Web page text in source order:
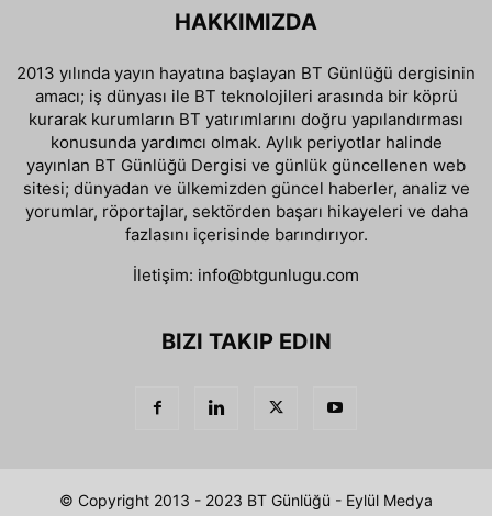
HAKKIMIZDA
2013 yılında yayın hayatına başlayan BT Günlüğü dergisinin
amacı; iş dünyası ile BT teknolojileri arasında bir köprü
kurarak kurumların BT yatırımlarını doğru yapılandırması
konusunda yardımcı olmak. Aylık periyotlar halinde
yayınlan BT Günlüğü Dergisi ve günlük güncellenen web
sitesi; dünyadan ve ülkemizden güncel haberler, analiz ve
yorumlar, röportajlar, sektörden başarı hikayeleri ve daha
fazlasını içerisinde barındırıyor.
İletişim: info@btgunlugu.com
BIZI TAKIP EDIN
© Copyright 2013 - 2023 BT Günlüğü - Eylül Medya